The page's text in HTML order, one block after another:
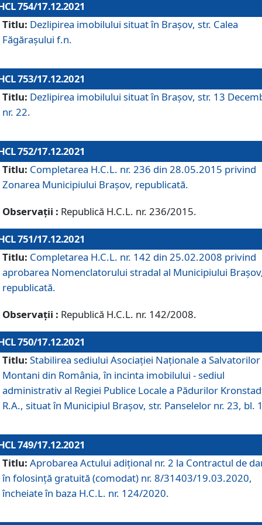
754/17.12.2021
Titlu: Dezlipirea imobilului situat în Brașov, str. Calea
Făgărașului f.n.
753/17.12.2021
Titlu: Dezlipirea imobilului situat în Brașov, str. 13
nr. 22.
752/17.12.2021
Titlu: Completarea H.C.L. nr. 236 din 28.05.2015 privind
Zonarea Municipiului Braşov, republicată.
Observații : Republică H.C.L. nr. 236/2015.
751/17.12.2021
Titlu: Completarea H.C.L. nr. 142 din 25.02.2008 privind
aprobarea Nomenclatorului stradal al Municipiului
republicată.
Observații : Republică H.C.L. nr. 142/2008.
750/17.12.2021
Titlu: Stabilirea sediului Asociației Naționale a Salvatorilor
Montani din România, în incinta imobilului - sediul
administrativ al Regiei Publice Locale a Pădurilor
R.A., situat în Municipiul Braşov, str. Panselelor nr. 23, bl.
749/17.12.2021
Titlu: Aprobarea Actului adițional nr. 2 la Contractul de
în folosință gratuită (comodat) nr. 8/31403/19.03.2020,
încheiate în baza H.C.L. nr. 124/2020.